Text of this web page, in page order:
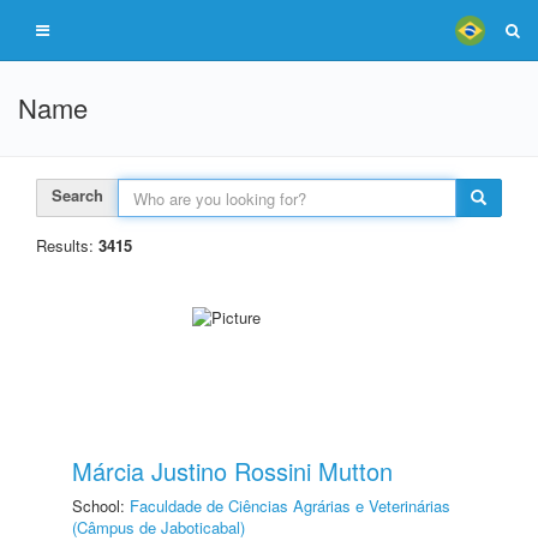
Name
Search
Results: 3415
Márcia Justino Rossini Mutton
School: Faculdade de Ciências Agrárias e Veterinárias
(Câmpus de Jaboticabal)